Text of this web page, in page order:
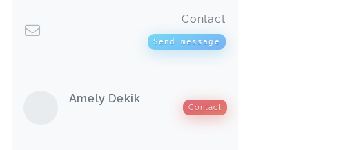
Contact
Send message
Amely Dekik
Contact